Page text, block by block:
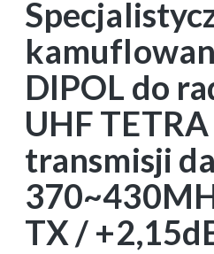
DIPOL do
UHF TETRA
transmisji
TX /